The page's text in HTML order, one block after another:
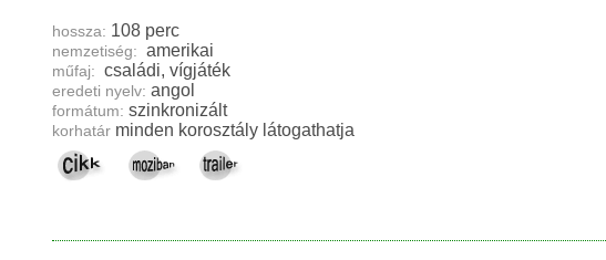
hossza: 108 perc
nemzetiség: amerikai
műfaj: családi, vígjáték
eredeti nyelv: angol
formátum: szinkronizált
korhatár minden korosztály látogathatja